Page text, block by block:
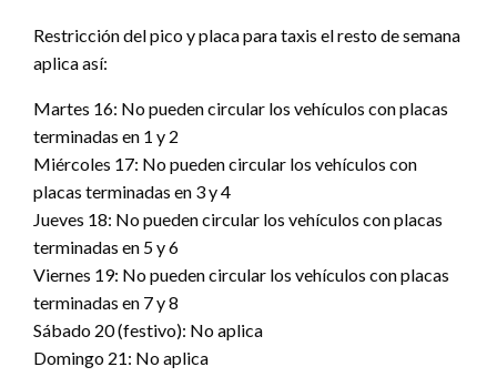
Restricción del pico y placa para taxis el resto de semana
aplica así:
Martes 16: No pueden circular los vehículos con placas
terminadas en 1 y 2
Miércoles 17: No pueden circular los vehículos con
placas terminadas en 3 y 4
Jueves 18: No pueden circular los vehículos con placas
terminadas en 5 y 6
Viernes 19: No pueden circular los vehículos con placas
terminadas en 7 y 8
Sábado 20 (festivo): No aplica
Domingo 21: No aplica